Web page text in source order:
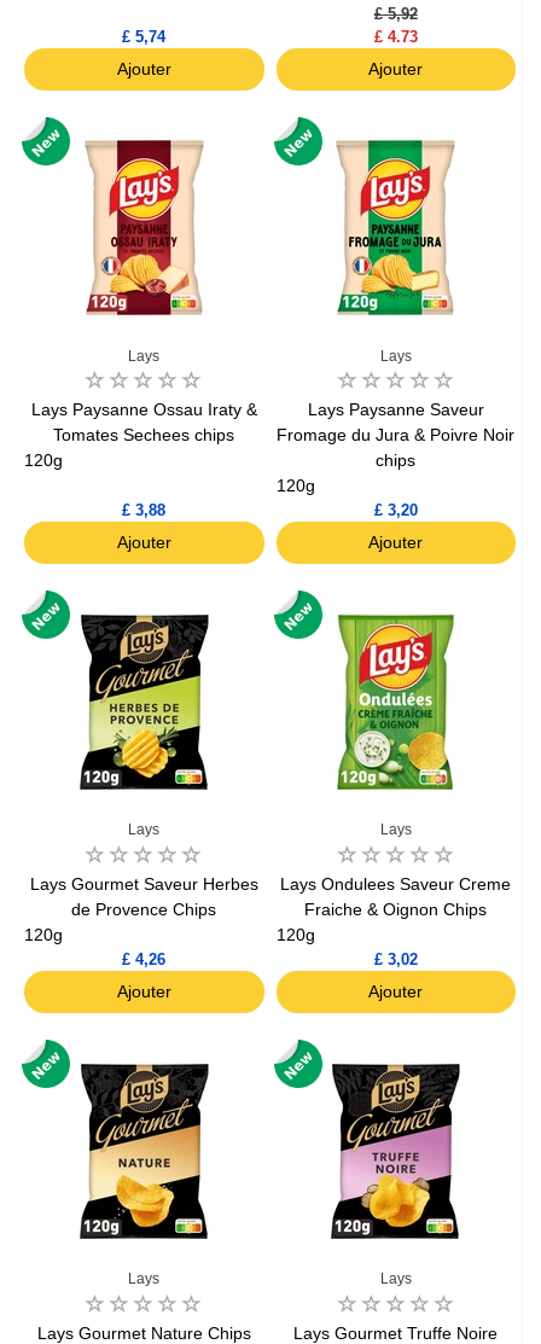
£ 5,74
Ajouter
£ 5,92
£ 4.73
Ajouter
Lays
Lays Paysanne Ossau Iraty &
Tomates Sechees chips
120g
£ 3,88
Ajouter
Lays
Lays Paysanne Saveur
Fromage du Jura & Poivre Noir
chips
120g
£ 3,20
Ajouter
Lays
Lays Gourmet Saveur Herbes
de Provence Chips
120g
£ 4,26
Ajouter
Lays
Lays Ondulees Saveur Creme
Fraiche & Oignon Chips
120g
£ 3,02
Ajouter
Lays
Lays Gourmet Nature Chips
Lays
Lays Gourmet Truffe Noire